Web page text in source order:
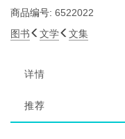
商品编号: 6522022
图书
文学 文集
详情
推荐